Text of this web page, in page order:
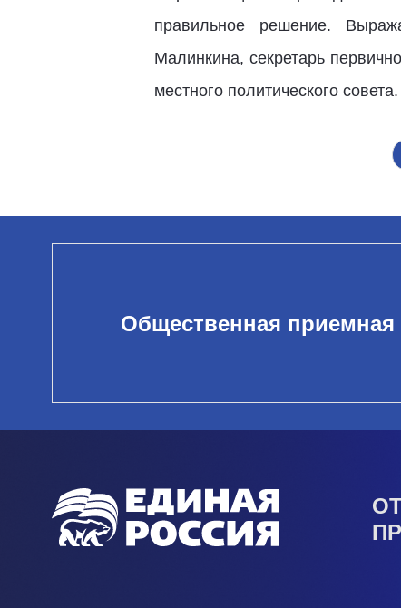
правильное решение.
Малинкина, секретарь
местного политического совета.
Общественная приемная